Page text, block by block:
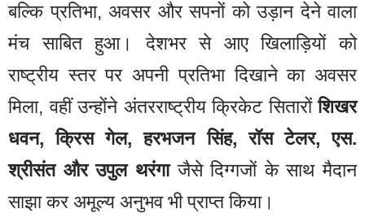
बल्कि प्रतिभा, अवसर और सपनों को उड़ान देने वाला
मंच साबित हुआ। देशभर से आए खिलाड़ियों को
राष्ट्रीय स्तर पर अपनी प्रतिभा दिखाने का अवसर
मिला, वहीं उन्होंने अंतरराष्ट्रीय क्रिकेट सितारोंशिखर
धवन, क्रिस गेल, हरभजन सिंह, रॉस टेलर, एस.
श्रीसंत और उपुल थरंगाजैसे दिग्गजों के साथ मैदान
साझा कर अमूल्य अनुभव भी प्राप्त किया।